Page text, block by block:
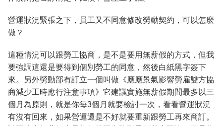
營運狀況緊張之下，員工又不同意修改勞動契約，可以怎麼
做？
這種情況可以跟勞工協商，是不是要用無薪假的方式，但我
要強調這還是要得到個別勞工的同意，然後白紙黑字簽下
來。另外勞動部有訂立一個叫做《應應景氣影響勞雇雙方協
商減少工時應行注意事項》它建議實施無薪假期間最多以三
個月為原則，就是你每3個月就要檢討一次，看看營運狀況
有沒有回來，如果營運還是不好就要重新跟勞工再來商訂。